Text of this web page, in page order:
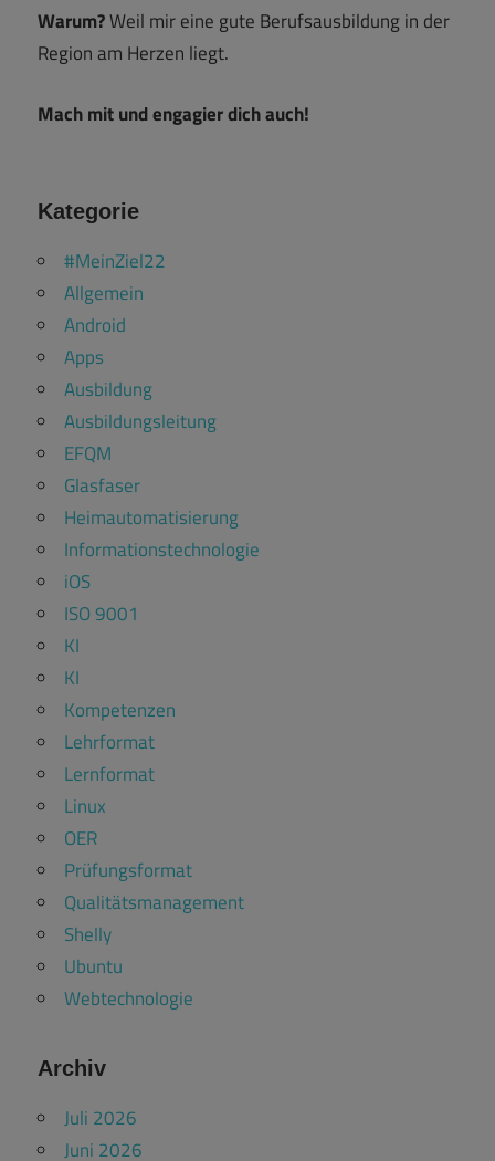
Warum?Weil mir eine gute Berufsausbildung in der
Region am Herzen liegt.
Mach mit und engagier dich auch!
Kategorie
#MeinZiel22
Allgemein
Android
Apps
Ausbildung
Ausbildungsleitung
EFQM
Glasfaser
Heimautomatisierung
Informationstechnologie
iOS
ISO 9001
KI
KI
Kompetenzen
Lehrformat
Lernformat
Linux
OER
Prüfungsformat
Qualitätsmanagement
Shelly
Ubuntu
Webtechnologie
Archiv
Juli 2026
Juni 2026